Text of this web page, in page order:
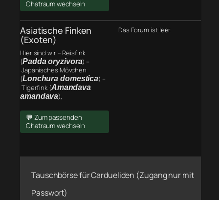
Chatraum wechseln
Asiatische Finken
(Exoten)
Hier sind wir – Reisfink
(Padda oryzivora) –
Japanisches Mövchen
(Lonchura domestica) –
Tigerfink (Amandava
amandava),
💬 Zum passenden
Chatraum wechseln
Das Forum ist leer.
Tauschbörse für Cardueliden (Zugang nur mit
Passwort)